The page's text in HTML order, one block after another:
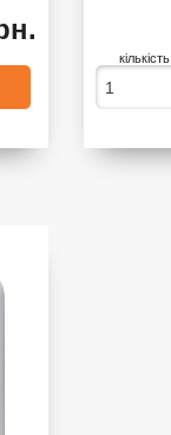
кількість